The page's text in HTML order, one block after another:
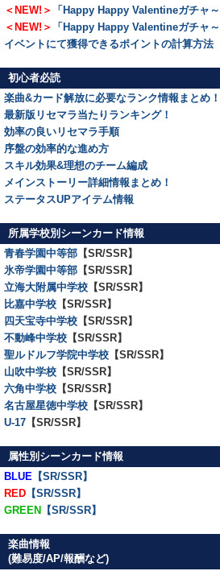
＜NEW!＞
「Happy Happy Valentineガチャ
＜NEW!＞
「Happy Happy Valentineガチャ
イベントにて獲得できるポイントの計算方法
初心者必読
楽曲&カード解放に必要なランク情報まとめ！
最新版リセマラ当たりランキング！
効率の良いリセマラ手順
序盤の効率的な進め方
スキル効果&理想のチーム編成
メインストーリー詳細情報まとめ！
ステータスUPアイテム情報
所属学校別シーンカード情報
青春学園中等部 【SR/SSR】
氷帝学園中等部 【SR/SSR】
立海大附属中学校 【SR/SSR】
比嘉中学校 【SR/SSR】
四天宝寺中学校 【SR/SSR】
不動峰中学校 【SR/SSR】
聖ルドルフ学院中学校 【SR/SSR】
山吹中学校 【SR/SSR】
六角中学校 【SR/SSR】
名古屋星徳中学校 【SR/SSR】
U-17 【SR/SSR】
属性別シーンカード情報
BLUE 【SR/SSR】
RED 【SR/SSR】
GREEN 【SR/SSR】
楽曲情報
(難易度/AP/報酬など)